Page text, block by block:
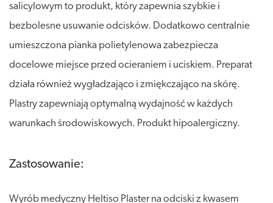
salicylowym to produkt, który zapewnia szybkie i
bezbolesne usuwanie odcisków. Dodatkowo centralnie
umieszczona pianka polietylenowa zabezpiecza
docelowe miejsce przed ocieraniem i uciskiem. Preparat
działa również wygładzająco i zmiękczająco na skórę.
Plastry zapewniają optymalną wydajność w każdych
warunkach środowiskowych. Produkt hipoalergiczny.
Zastosowanie:
Wyrób medyczny Heltiso Plaster na odciski z kwasem